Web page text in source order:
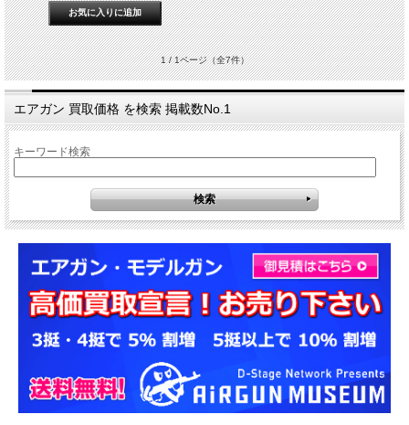
1 / 1ページ（全7件）
エアガン 買取価格 を検索 掲載数No.1
キーワード検索